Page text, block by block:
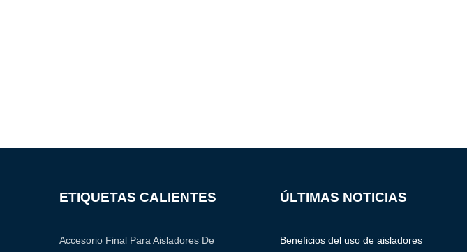
ETIQUETAS CALIENTES
Accesorio Final Para Aisladores De
ÚLTIMAS NOTICIAS
Beneficios del uso de aisladores